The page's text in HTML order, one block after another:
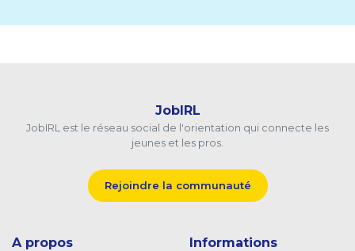
JobIRL
JobIRL est le réseau social de l'orientation qui connecte les
jeunes et les pros.
Rejoindre la communauté
A propos Informations